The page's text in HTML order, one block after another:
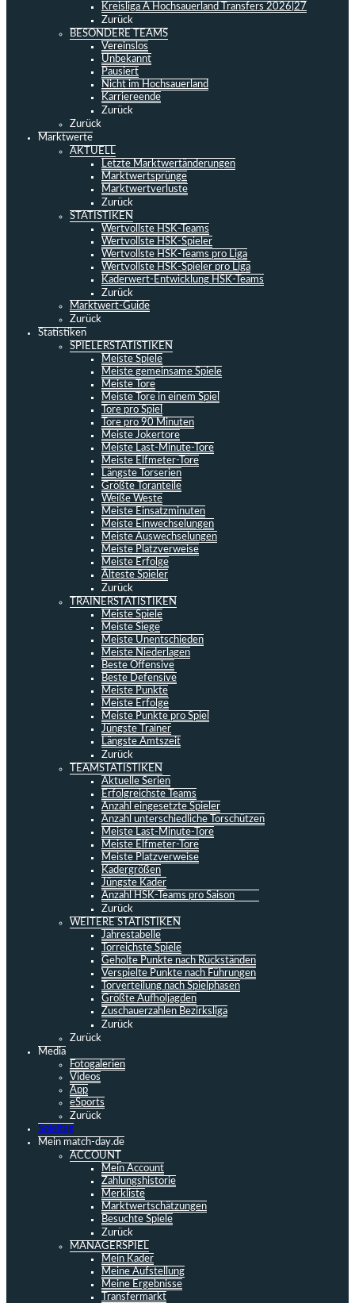
Kreisliga A Hochsauerland Transfers 2026|27
Zurück
BESONDERE TEAMS
Vereinslos
Unbekannt
Pausiert
Nicht im Hochsauerland
Karriereende
Zurück
Zurück
Marktwerte
AKTUELL
Letzte Marktwertänderungen
Marktwertsprünge
Marktwertverluste
Zurück
STATISTIKEN
Wertvollste HSK-Teams
Wertvollste HSK-Spieler
Wertvollste HSK-Teams pro Liga
Wertvollste HSK-Spieler pro Liga
Kaderwert-Entwicklung HSK-Teams
Zurück
Marktwert-Guide
Zurück
Statistiken
SPIELERSTATISTIKEN
Meiste Spiele
Meiste gemeinsame Spiele
Meiste Tore
Meiste Tore in einem Spiel
Tore pro Spiel
Tore pro 90 Minuten
Meiste Jokertore
Meiste Last-Minute-Tore
Meiste Elfmeter-Tore
Längste Torserien
Größte Toranteile
Weiße Weste
Meiste Einsatzminuten
Meiste Einwechselungen
Meiste Auswechselungen
Meiste Platzverweise
Meiste Erfolge
Älteste Spieler
Zurück
TRAINERSTATISTIKEN
Meiste Spiele
Meiste Siege
Meiste Unentschieden
Meiste Niederlagen
Beste Offensive
Beste Defensive
Meiste Punkte
Meiste Erfolge
Meiste Punkte pro Spiel
Jüngste Trainer
Längste Amtszeit
Zurück
TEAMSTATISTIKEN
Aktuelle Serien
Erfolgreichste Teams
Anzahl eingesetzte Spieler
Anzahl unterschiedliche Torschützen
Meiste Last-Minute-Tore
Meiste Elfmeter-Tore
Meiste Platzverweise
Kadergrößen
Jüngste Kader
Anzahl HSK-Teams pro Saison
Zurück
WEITERE STATISTIKEN
Jahrestabelle
Torreichste Spiele
Geholte Punkte nach Rückständen
Verspielte Punkte nach Führungen
Torverteilung nach Spielphasen
Größte Aufholjagden
Zuschauerzahlen Bezirksliga
Zurück
Zurück
Media
Fotogalerien
Videos
App
eSports
Zurück
Spieltag
Mein match-day.de
ACCOUNT
Mein Account
Zahlungshistorie
Merkliste
Marktwertschätzungen
Besuchte Spiele
Zurück
MANAGERSPIEL
Mein Kader
Meine Aufstellung
Meine Ergebnisse
Transfermarkt